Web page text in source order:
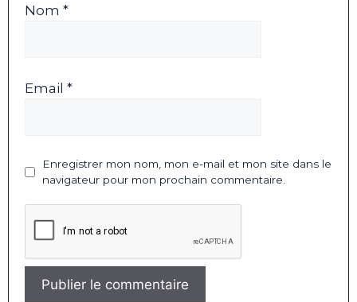
Nom *
Email *
Enregistrer mon nom, mon e-mail et mon site dans le
navigateur pour mon prochain commentaire.